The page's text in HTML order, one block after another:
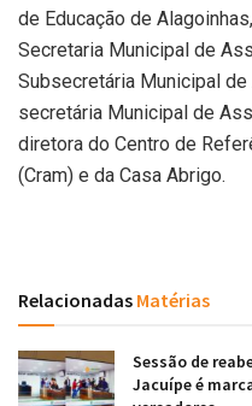
de Educação de
Secretaria Municipal de
Subsecretária Municipal
secretária Municipal de
diretora do Centro de
(Cram) e da Casa Abrigo.
Relacionadas Matérias
Sessão de
Jacuípe é